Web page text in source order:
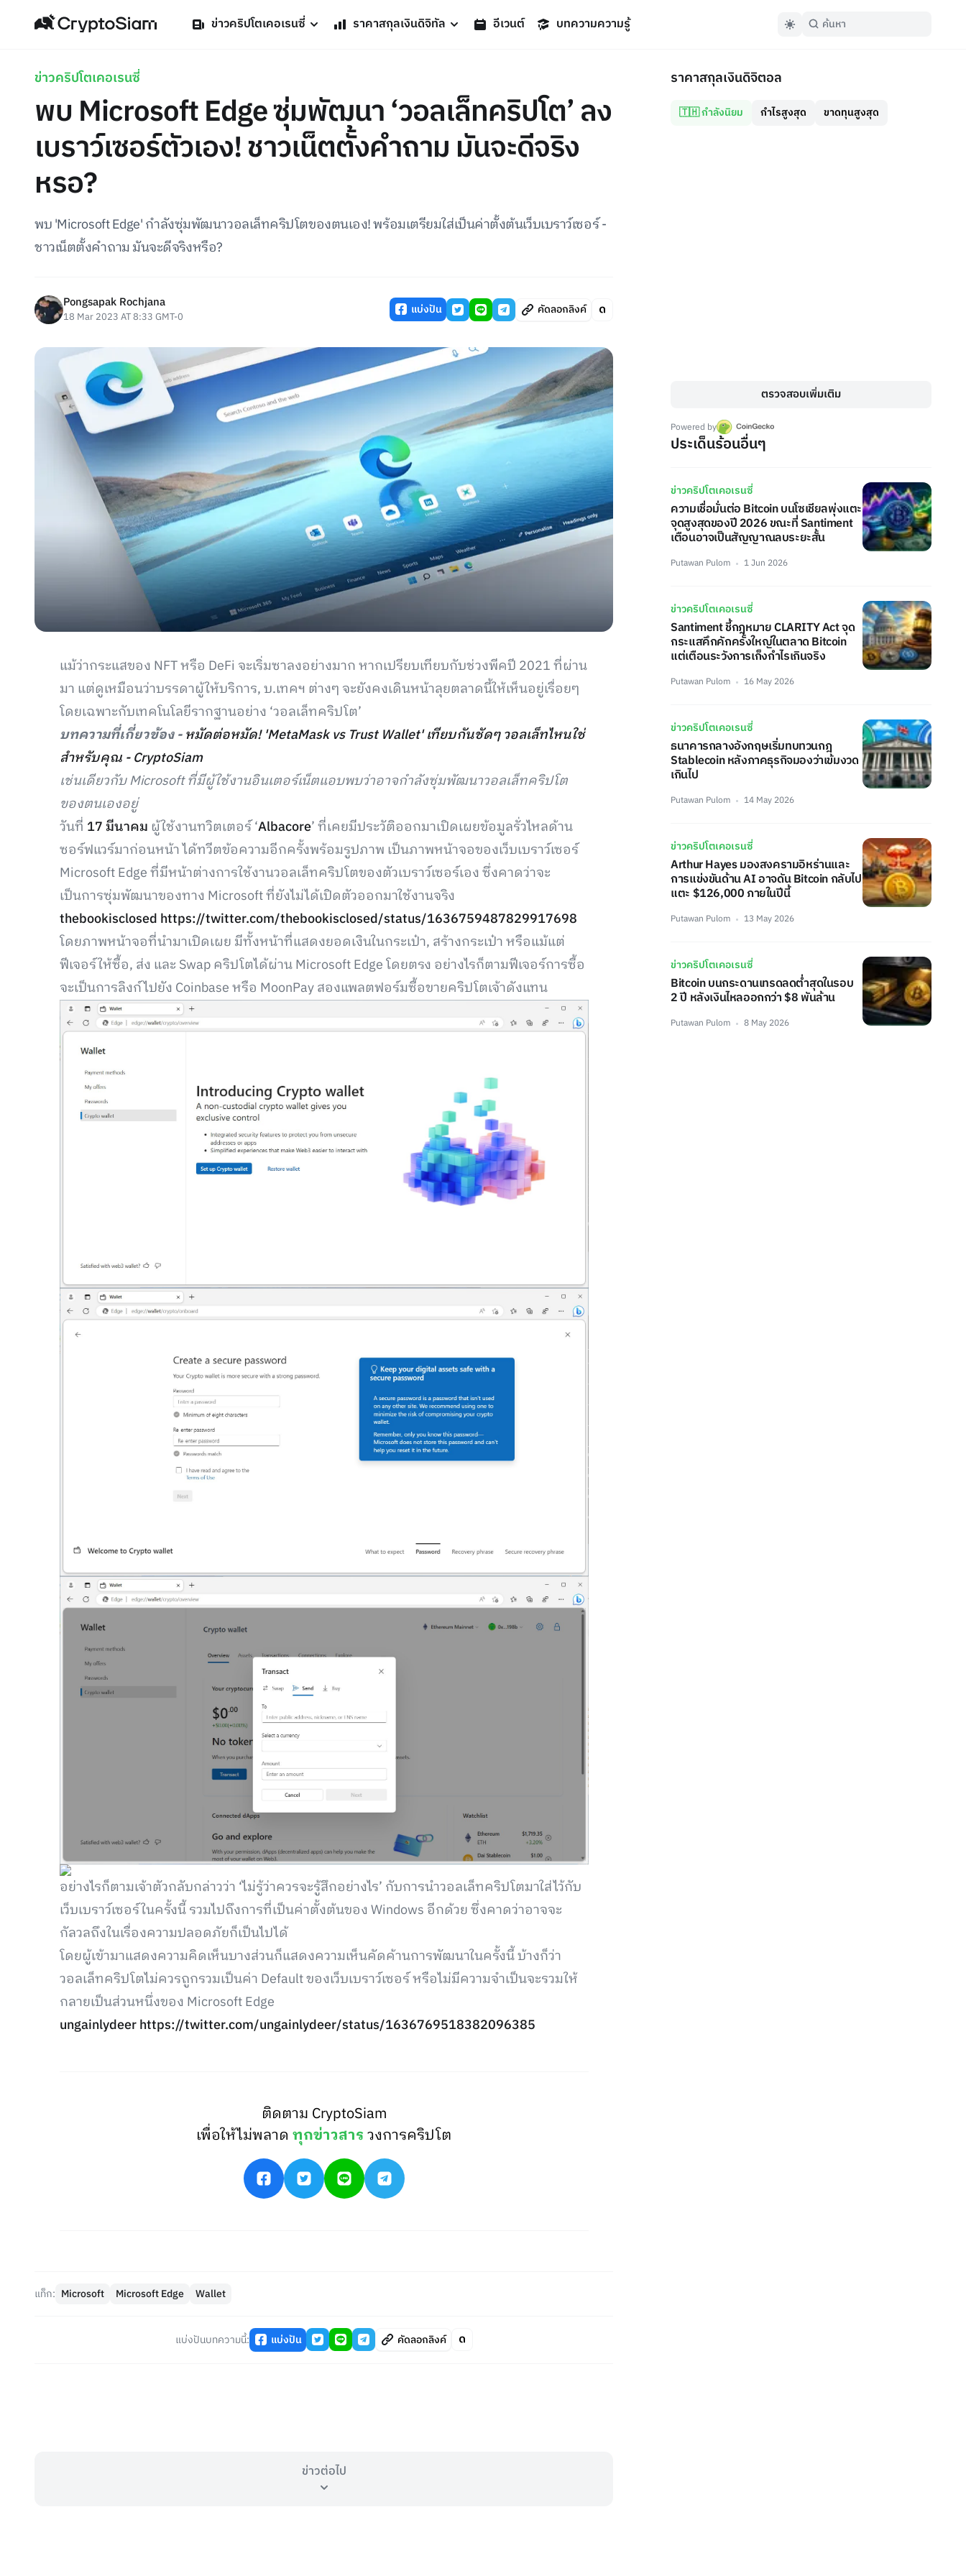
ข่าวคริปโตเคอเรนซี่ ราคาสกุลเงินดิจิทัล อีเวนต์ บทความความรู้
ข่าวคริปโตเคอเรนซี่
พบ Microsoft Edge ซุ่มพัฒนา ‘วอลเล็ทคริปโต’ ลง
เบราว์เซอร์ตัวเอง! ชาวเน็ตตั้งคำถาม มันจะดีจริง
หรอ?
พบ 'Microsoft Edge' กำลังซุ่มพัฒนาวอลเล็ทคริปโตของตนเอง! พร้อมเตรียมใส่เป็นค่าตั้งต้นเว็บเบราว์เซอร์ -
ชาวเน็ตตั้งคำถาม มันจะดีจริงหรือ?
Pongsapak Rochjana
18 Mar 2023 AT 8:33 GMT-0 แบ่งปัน คัดลอกลิงค์
แม้ว่ากระแสของ NFT หรือ DeFi จะเริ่มซาลงอย่างมาก หากเปรียบเทียบกับช่วงพีคปี 2021 ที่ผ่าน
มา แต่ดูเหมือนว่าบรรดาผู้ให้บริการ, บ.เทคฯ ต่างๆ จะยังคงเดินหน้าลุยตลาดนี้ให้เห็นอยู่เรื่อยๆ
โดยเฉพาะกับเทคโนโลยีรากฐานอย่าง ‘วอลเล็ทคริปโต’
บทความที่เกี่ยวข้อง -หมัดต่อหมัด! 'MetaMask vs Trust Wallet' เทียบกันชัดๆ วอลเล็ทไหนใช่
สำหรับคุณ - CryptoSiam
เช่นเดียวกับ Microsoft ที่มีผู้ใช้งานอินเตอร์เน็ตแอบพบว่าอาจกำลังซุ่มพัฒนาวอลเล็ทคริปโต
ของตนเองอยู่
วันที่ 17 มีนาคม ผู้ใช้งานทวิตเตอร์ ‘Albacore’ ที่เคยมีประวัติออกมาเปิดเผยข้อมูลรั่วไหลด้าน
ซอร์ฟแวร์มาก่อนหน้า ได้ทวีตข้อความอีกครั้งพร้อมรูปภาพ เป็นภาพหน้าจอของเว็บเบราว์เซอร์
Microsoft Edge ที่มีหน้าต่างการใช้งานวอลเล็ทคริปโตของตัวเบราว์เซอร์เอง ซึ่งคาดว่าจะ
เป็นการซุ่มพัฒนาของทาง Microsoft ที่ยังไม่ได้เปิดตัวออกมาใช้งานจริง
thebookisclosed https://twitter.com/thebookisclosed/status/1636759487829917698
โดยภาพหน้าจอที่นำมาเปิดเผย มีทั้งหน้าที่แสดงยอดเงินในกระเป๋า, สร้างกระเป๋า หรือแม้แต่
ฟีเจอร์ให้ซื้อ, ส่ง และ Swap คริปโตได้ผ่าน Microsoft Edge โดยตรง อย่างไรก็ตามฟีเจอร์การซื้อ
จะเป็นการลิงก์ไปยัง Coinbase หรือ MoonPay สองแพลตฟอร์มซื้อขายคริปโตเจ้าดังแทน
อย่างไรก็ตามเจ้าตัวกลับกล่าวว่า ‘ไม่รู้ว่าควรจะรู้สึกอย่างไร’ กับการนำวอลเล็ทคริปโตมาใส่ไว้กับ
เว็บเบราว์เซอร์ในครั้งนี้ รวมไปถึงการที่เป็นค่าตั้งต้นของ Windows อีกด้วย ซึ่งคาดว่าอาจจะ
กัลวลถึงในเรื่องความปลอดภัยก็เป็นไปได้
โดยผู้เข้ามาแสดงความคิดเห็นบางส่วนก็แสดงความเห็นคัดค้านการพัฒนาในครั้งนี้ บ้างก็ว่า
วอลเล็ทคริปโตไม่ควรถูกรวมเป็นค่า Default ของเว็บเบราว์เซอร์ หรือไม่มีความจำเป็นจะรวมให้
กลายเป็นส่วนหนึ่งของ Microsoft Edge
ungainlydeerhttps://twitter.com/ungainlydeer/status/1636769518382096385
ติดตาม CryptoSiam
เพื่อให้ไม่พลาดทุกข่าวสารวงการคริปโต
แท็ก: Microsoft Microsoft Edge Wallet
แบ่งปันบทความนี้: แบ่งปัน คัดลอกลิงค์
ข่าวต่อไป
ราคาสกุลเงินดิจิตอล
🇹🇭 กำลังนิยม กำไรสูงสุด ขาดทุนสูงสุด
ตรวจสอบเพิ่มเติม
Powered by
ประเด็นร้อนอื่นๆ
ข่าวคริปโตเคอเรนซี่
ความเชื่อมั่นต่อ Bitcoin บนโซเชียลพุ่งแตะ
จุดสูงสุดของปี 2026 ขณะที่ Santiment
เตือนอาจเป็นสัญญาณลบระยะสั้น
Putawan Pulom 1 Jun 2026
ข่าวคริปโตเคอเรนซี่
Santiment ชี้กฎหมาย CLARITY Act จุด
กระแสคึกคักครั้งใหญ่ในตลาด Bitcoin
แต่เตือนระวังการเก็งกำไรเกินจริง
Putawan Pulom 16 May 2026
ข่าวคริปโตเคอเรนซี่
ธนาคารกลางอังกฤษเริ่มทบทวนกฎ
Stablecoin หลังภาคธุรกิจมองว่าเข้มงวด
เกินไป
Putawan Pulom 14 May 2026
ข่าวคริปโตเคอเรนซี่
Arthur Hayes มองสงครามอิหร่านและ
การแข่งขันด้าน AI อาจดัน Bitcoin กลับไป
แตะ $126,000 ภายในปีนี้
Putawan Pulom 13 May 2026
ข่าวคริปโตเคอเรนซี่
Bitcoin บนกระดานเทรดลดต่ำสุดในรอบ
2 ปี หลังเงินไหลออกกว่า $8 พันล้าน
Putawan Pulom 8 May 2026